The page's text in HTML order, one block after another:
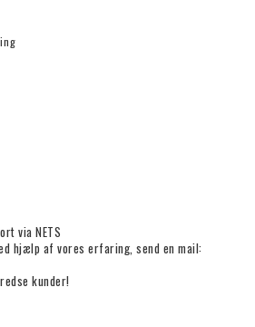
via NETS
hjælp af vores erfaring, send en mail:
kunder!